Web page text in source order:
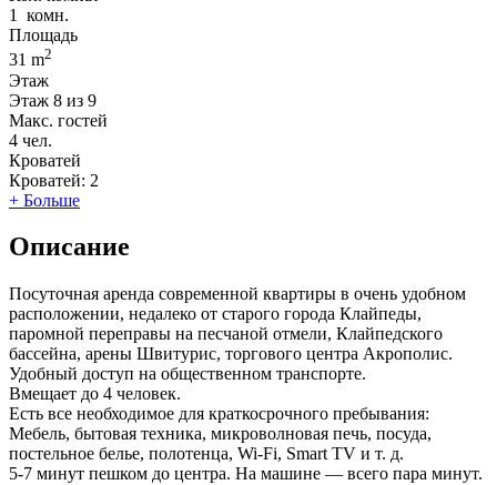
1
комн.
Площадь
31 m2
Этаж
Этаж 8 из 9
Макс. гостей
4 чел.
Кроватей
Кроватей: 2
+ Больше
Описание
Посуточная аренда современной квартиры в очень удобном
расположении, недалеко от старого города Клайпеды,
паромной переправы на песчаной отмели, Клайпедского
бассейна, арены Швитурис, торгового центра Акрополис.
Удобный доступ на общественном транспорте.
Вмещает до 4 человек.
Есть все необходимое для краткосрочного пребывания:
Мебель, бытовая техника, микроволновая печь, посуда,
постельное белье, полотенца, Wi-Fi, Smart TV и т. д.
5-7 минут пешком до центра. На машине — всего пара минут.